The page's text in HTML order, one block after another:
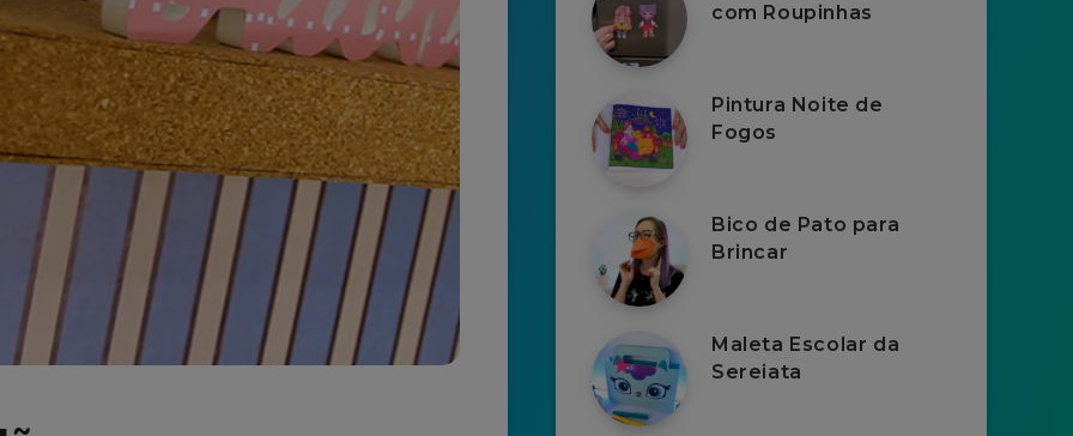
com Roupinhas
Pintura Noite de
Fogos
Bico de Pato para
Brincar
Maleta Escolar da
Sereiata